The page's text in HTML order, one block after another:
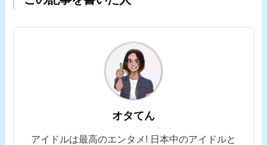
オタてん
アイドルは最高のエンタメ! 日本中のアイドルと